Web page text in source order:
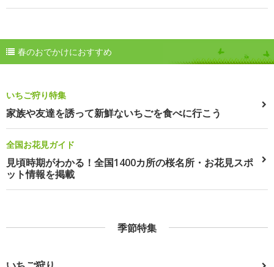
春のおでかけにおすすめ
いちご狩り特集
家族や友達を誘って新鮮ないちごを食べに行こう
全国お花見ガイド
見頃時期がわかる！全国1400カ所の桜名所・お花見スポ
ット情報を掲載
季節特集